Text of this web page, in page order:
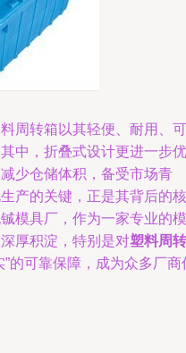
周转箱以其轻便、耐用、可
中，折叠式设计更进一步优
少仓储体积，备受市场青
产的关键，正是其背后的核
模具厂，作为一家专业的模
厚积淀，特别是对塑料周转
的可靠保障，成为众多厂商